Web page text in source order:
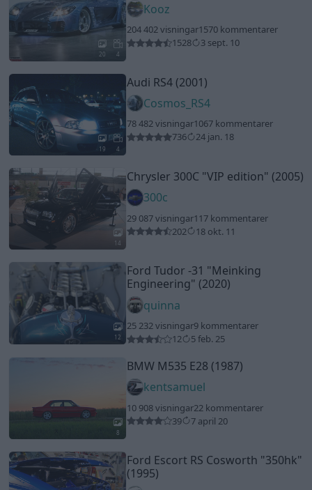
20 4
Kooz
204 402 visningar1570 kommentarer
1528
3 sept. 10
19 4
Audi RS4 (2001)
Cosmos_RS4
78 482 visningar1067 kommentarer
736
24 jan. 18
14
Chrysler 300C "VIP edition" (2005)
300c
29 087 visningar117 kommentarer
202
18 okt. 11
12
Ford Tudor -31 "Meinking
Engineering" (2020)
quinna
25 232 visningar9 kommentarer
12
5 feb. 25
8
BMW M535 E28 (1987)
kentsamuel
10 908 visningar22 kommentarer
39
7 april 20
Ford Escort RS Cosworth "350hk"
(1995)